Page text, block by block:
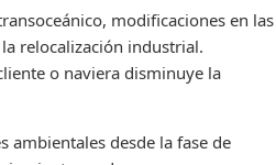
modificaciones en las
relocalización industrial.
o naviera disminuye la
ambientales desde la fase de